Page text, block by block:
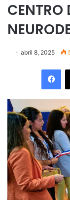
CENTRO
abril 8, 2025